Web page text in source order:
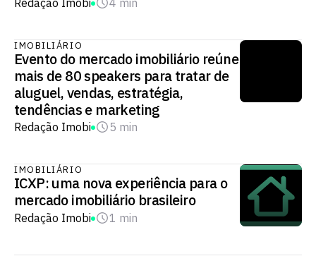
Redação Imobi 4 min
IMOBILIÁRIO
Evento do mercado imobiliário reúne
mais de 80 speakers para tratar de
aluguel, vendas, estratégia,
tendências e marketing
Redação Imobi 5 min
IMOBILIÁRIO
ICXP: uma nova experiência para o
mercado imobiliário brasileiro
Redação Imobi 1 min